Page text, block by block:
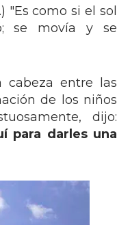
"Es como si el sol
se movía y se
cabeza entre las
de los niños
dijo:
para darles una